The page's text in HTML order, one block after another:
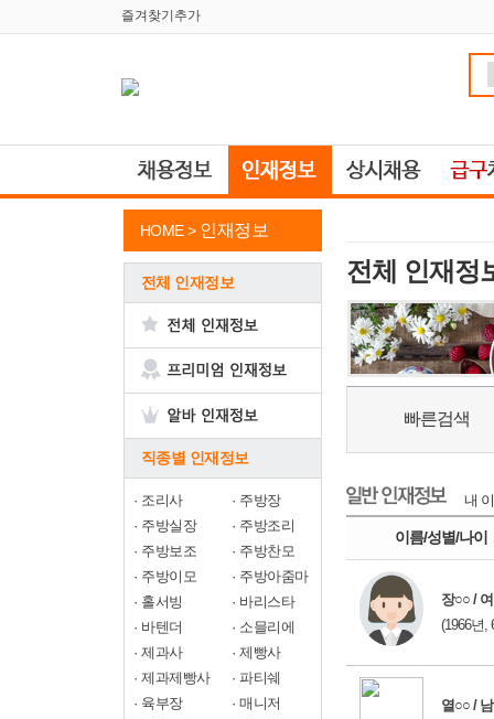
즐겨찾기추가
HOME > 인재정보
전체 인재정보
직종별 인재정보
· 조리사 · 주방장
· 주방실장 · 주방조리
· 주방보조 · 주방찬모
· 주방이모 · 주방아줌마
· 홀서빙 · 바리스타
· 바텐더 · 소믈리에
·제과사 ·제빵사
·제과제빵사 ·파티쉐
· 육부장 ·매니저
전체 인재정
빠른검색
내
이름/성별/나이
장○○ / 여
(1966년,
열○○ / 남